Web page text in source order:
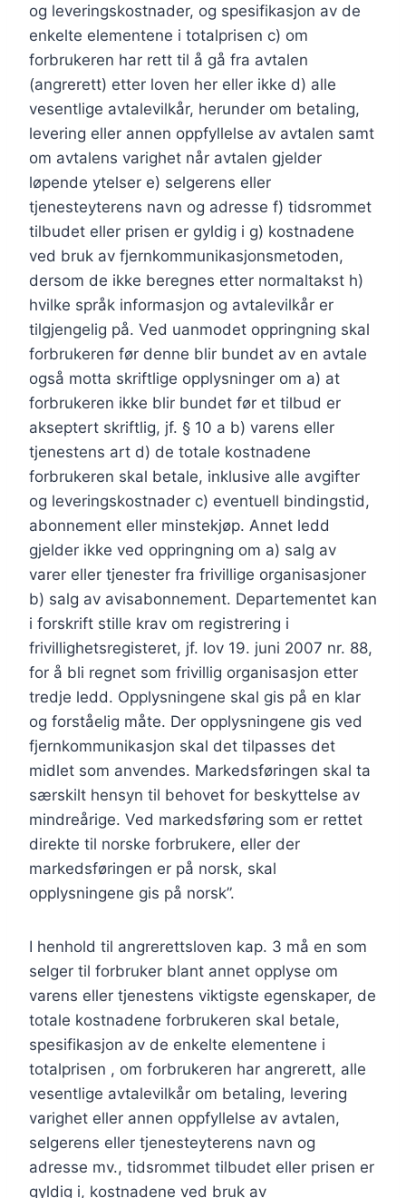
og leveringskostnader, og spesifikasjon av de
enkelte elementene i totalprisen c) om
forbrukeren har rett til å gå fra avtalen
(angrerett) etter loven her eller ikke d) alle
vesentlige avtalevilkår, herunder om betaling,
levering eller annen oppfyllelse av avtalen samt
om avtalens varighet når avtalen gjelder
løpende ytelser e) selgerens eller
tjenesteyterens navn og adresse f) tidsrommet
tilbudet eller prisen er gyldig i g) kostnadene
ved bruk av fjernkommunikasjonsmetoden,
dersom de ikke beregnes etter normaltakst h)
hvilke språk informasjon og avtalevilkår er
tilgjengelig på. Ved uanmodet oppringning skal
forbrukeren før denne blir bundet av en avtale
også motta skriftlige opplysninger om a) at
forbrukeren ikke blir bundet før et tilbud er
akseptert skriftlig, jf. § 10 a b) varens eller
tjenestens art d) de totale kostnadene
forbrukeren skal betale, inklusive alle avgifter
og leveringskostnader c) eventuell bindingstid,
abonnement eller minstekjøp. Annet ledd
gjelder ikke ved oppringning om a) salg av
varer eller tjenester fra frivillige organisasjoner
b) salg av avisabonnement. Departementet kan
i forskrift stille krav om registrering i
frivillighetsregisteret, jf. lov 19. juni 2007 nr. 88,
for å bli regnet som frivillig organisasjon etter
tredje ledd. Opplysningene skal gis på en klar
og forståelig måte. Der opplysningene gis ved
fjernkommunikasjon skal det tilpasses det
midlet som anvendes. Markedsføringen skal ta
særskilt hensyn til behovet for beskyttelse av
mindreårige. Ved markedsføring som er rettet
direkte til norske forbrukere, eller der
markedsføringen er på norsk, skal
opplysningene gis på norsk”.
I henhold til angrerettsloven kap. 3 må en som
selger til forbruker blant annet opplyse om
varens eller tjenestens viktigste egenskaper, de
totale kostnadene forbrukeren skal betale,
spesifikasjon av de enkelte elementene i
totalprisen , om forbrukeren har angrerett, alle
vesentlige avtalevilkår om betaling, levering
varighet eller annen oppfyllelse av avtalen,
selgerens eller tjenesteyterens navn og
adresse mv., tidsrommet tilbudet eller prisen er
gyldig i, kostnadene ved bruk av